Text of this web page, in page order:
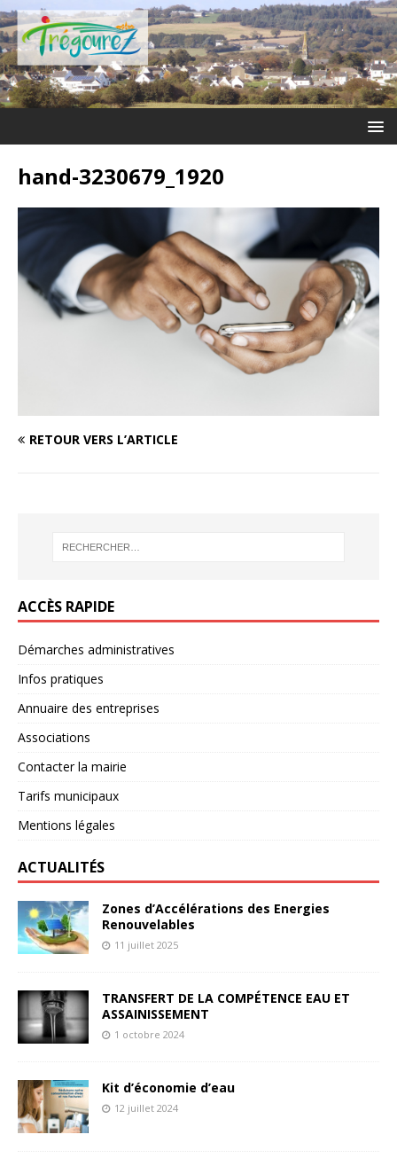
hand-3230679_1920
RETOUR VERS L’ARTICLE
ACCÈS RAPIDE
Démarches administratives
Infos pratiques
Annuaire des entreprises
Associations
Contacter la mairie
Tarifs municipaux
Mentions légales
ACTUALITÉS
Zones d’Accélérations des Energies
Renouvelables
11 juillet 2025
TRANSFERT DE LA COMPÉTENCE EAU ET
ASSAINISSEMENT
1 octobre 2024
Kit d’économie d’eau
12 juillet 2024